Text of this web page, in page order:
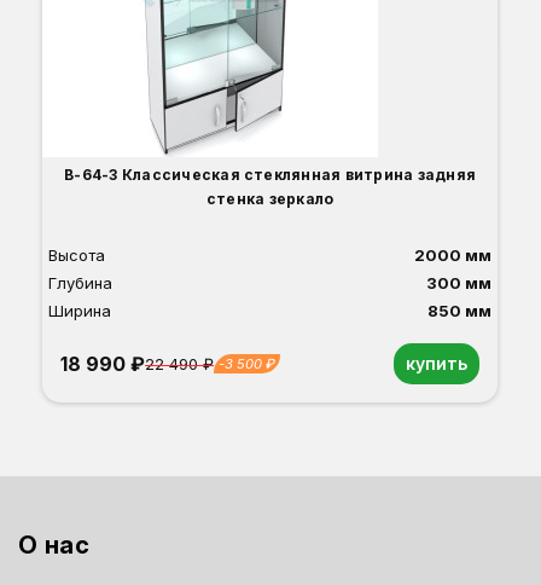
В-64-З Классическая стеклянная витрина задняя
стенка зеркало
Высота
2000 мм
Глубина
300 мм
Ширина
850 мм
18 990 ₽22 490 ₽ -3 500 ₽ купить
О нас